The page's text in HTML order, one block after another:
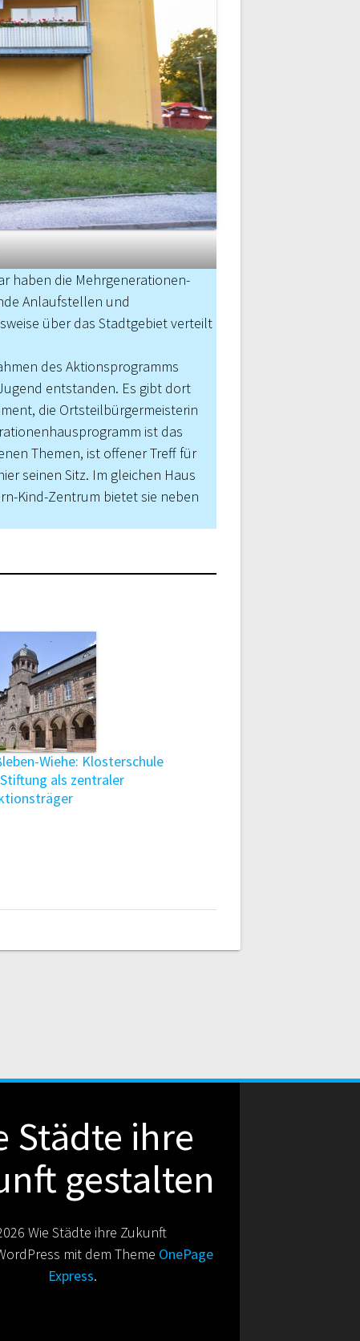
haben die Mehrgenera­tionen-
Anlaufstellen und
über das Stadtgebiet verteilt
des Ak­tions­programms
entstanden. Es gibt dort
die Ortsteilbürgermeisterin
ist das
Themen, ist offener Treff für
seinen Sitz. Im gleichen Haus
Kind-Zentrum bietet sie neben
Wiehe: Klosterschule
als zentraler
Städte ihre
gestalten
Wie Städte ihre Zukunft
mit dem Theme OnePage
Express.